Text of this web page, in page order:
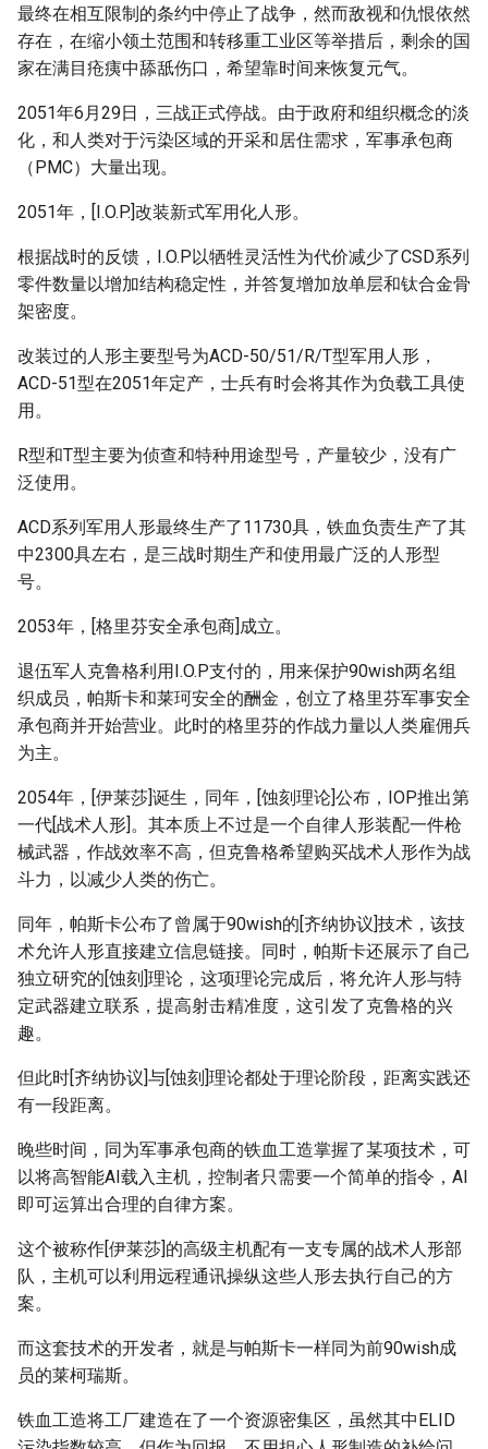
最终在相互限制的条约中停止了战争，然而敌视和仇恨依然
存在，在缩小领土范围和转移重工业区等举措后，剩余的国
家在满目疮痍中舔舐伤口，希望靠时间来恢复元气。
2051年6月29日，三战正式停战。由于政府和组织概念的淡
化，和人类对于污染区域的开采和居住需求，军事承包商
（PMC）大量出现。
2051年，[I.O.P.]改装新式军用化人形。
根据战时的反馈，I.O.P以牺牲灵活性为代价减少了CSD系列
零件数量以增加结构稳定性，并答复增加放单层和钛合金骨
架密度。
改装过的人形主要型号为ACD-50/51/R/T型军用人形，
ACD-51型在2051年定产，士兵有时会将其作为负载工具使
用。
R型和T型主要为侦查和特种用途型号，产量较少，没有广
泛使用。
ACD系列军用人形最终生产了11730具，铁血负责生产了其
中2300具左右，是三战时期生产和使用最广泛的人形型
号。
2053年，[格里芬安全承包商]成立。
退伍军人克鲁格利用I.O.P支付的，用来保护90wish两名组
织成员，帕斯卡和莱珂安全的酬金，创立了格里芬军事安全
承包商并开始营业。此时的格里芬的作战力量以人类雇佣兵
为主。
2054年，[伊莱莎]诞生，同年，[蚀刻理论]公布，IOP推出第
一代[战术人形]。其本质上不过是一个自律人形装配一件枪
械武器，作战效率不高，但克鲁格希望购买战术人形作为战
斗力，以减少人类的伤亡。
同年，帕斯卡公布了曾属于90wish的[齐纳协议]技术，该技
术允许人形直接建立信息链接。同时，帕斯卡还展示了自己
独立研究的[蚀刻]理论，这项理论完成后，将允许人形与特
定武器建立联系，提高射击精准度，这引发了克鲁格的兴
趣。
但此时[齐纳协议]与[蚀刻]理论都处于理论阶段，距离实践还
有一段距离。
晚些时间，同为军事承包商的铁血工造掌握了某项技术，可
以将高智能AI载入主机，控制者只需要一个简单的指令，AI
即可运算出合理的自律方案。
这个被称作[伊莱莎]的高级主机配有一支专属的战术人形部
队，主机可以利用远程通讯操纵这些人形去执行自己的方
案。
而这套技术的开发者，就是与帕斯卡一样同为前90wish成
员的莱柯瑞斯。
铁血工造将工厂建造在了一个资源密集区，虽然其中ELID